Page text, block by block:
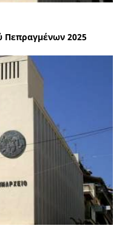
Πεπραγμένων 2025